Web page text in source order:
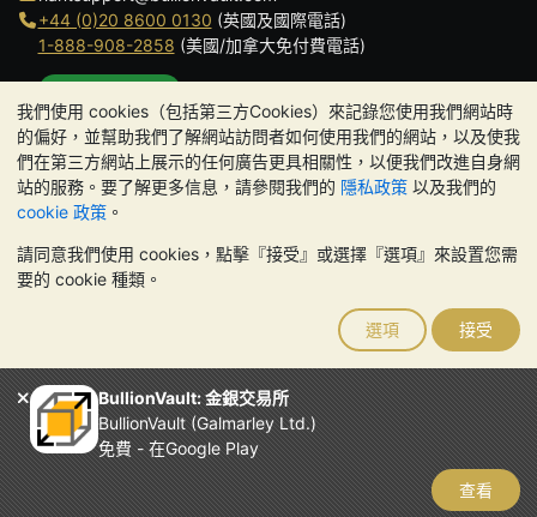
我們使用 cookies（包括第三方Cookies）來記錄您使用我們網站時
的偏好，並幫助我們了解網站訪問者如何使用我們的網站，以及使我
們在第三方網站上展示的任何廣告更具相關性，以便我們改進自身網
站的服務。要了解更多信息，請參閱我們的 隱私政策 以及我們的
cookie 政策 。
請同意我們使用 cookies，點擊『接受』或選擇『選項』來設置您需
要的 cookie 種類。
選項 接受
BullionVault: 金銀交易所
BullionVault (Galmarley Ltd.)
免費 - 在Google Play
查看
+44 (0)20 8600 0130 (英國及國際電話)
1-888-908-2858 (美國/加拿大免付費電話)
辦公時間:
9am to 8:30pm (英國時間), 周一至周五
Galmarley Ltd T/A BullionVault
3 Shortlands (7th Floor)
London
W6 8DA
貴金屬的價值可能下跌也可能上漲。歷史趨勢不能保證未來
的價格走勢。BullionVault 網站及其任何通訊中的任何內容均不構成
投資建議。您應該考慮尋求專業建議，以確定投資並持有金條是否適
合您。
Galmarley Ltd，以 BullionVault 名義進行交易，在英格蘭和威爾斯
註冊，註冊號碼：4943684
BullionVault Ltd © 2026